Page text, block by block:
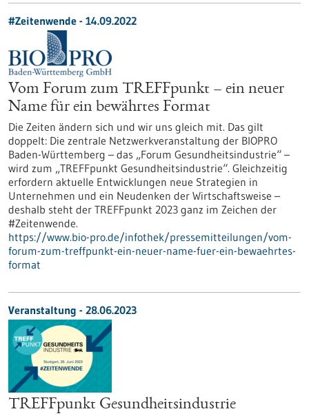
#Zeitenwende - 14.09.2022
Vom Forum zum TREFFpunkt – ein neuer
Name für ein bewährtes Format
Die Zeiten ändern sich und wir uns gleich mit. Das gilt
doppelt: Die zentrale Netzwerkveranstaltung der BIOPRO
Baden-Württemberg – das „Forum Gesundheitsindustrie“ –
wird zum „TREFFpunkt Gesundheitsindustrie“. Gleichzeitig
erfordern aktuelle Entwicklungen neue Strategien in
Unternehmen und ein Neudenken der Wirtschaftsweise –
deshalb steht der TREFFpunkt 2023 ganz im Zeichen der
#Zeitenwende.
https://www.bio-pro.de/infothek/pressemitteilungen/vom-
forum-zum-treffpunkt-ein-neuer-name-fuer-ein-bewaehrtes-
format
Veranstaltung - 28.06.2023
TREFFpunkt Gesundheitsindustrie